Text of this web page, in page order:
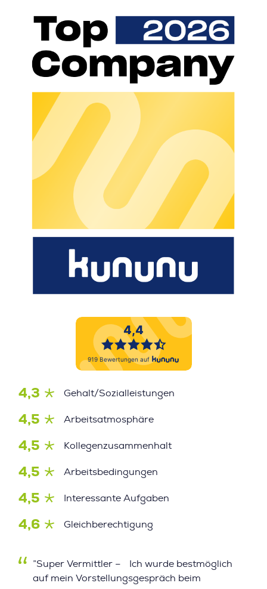
4,3 Gehalt/Sozialleistungen
4,5 Arbeitsatmosphäre
4,5 Kollegenzusammenhalt
4,5 Arbeitsbedingungen
4,5 Interessante Aufgaben
4,6 Gleichberechtigung
”Super Vermittler – Ich wurde bestmöglich
auf mein Vorstellungsgespräch beim